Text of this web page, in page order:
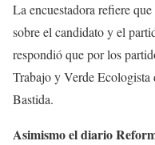
La encuestadora refiere
sobre el candidato y el
respondió que por los
Trabajo y Verde
Bastida.
Asimismo el diario